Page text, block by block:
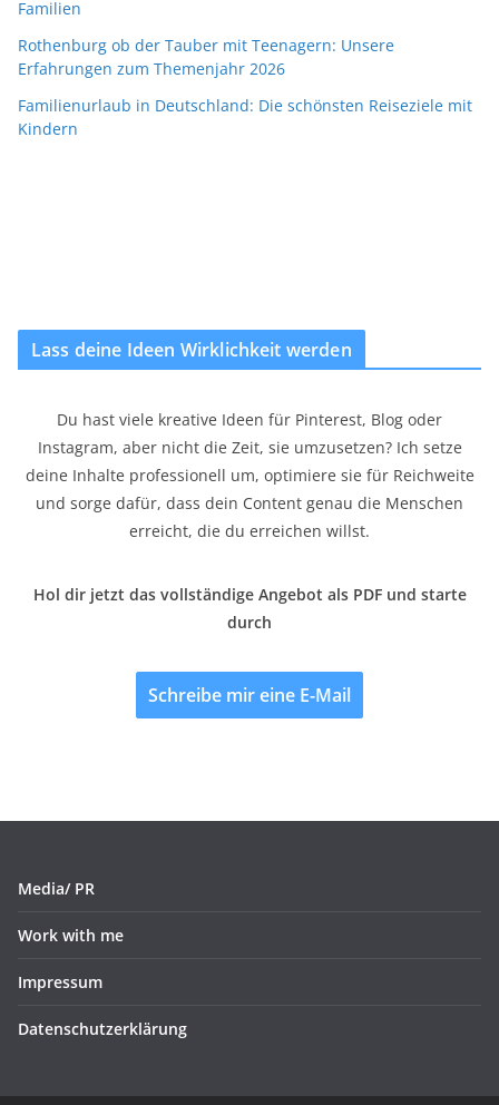
Familien
Rothenburg ob der Tauber mit Teenagern: Unsere
Erfahrungen zum Themenjahr 2026
Familienurlaub in Deutschland: Die schönsten Reiseziele mit
Kindern
Lass deine Ideen Wirklichkeit werden
Du hast viele kreative Ideen für Pinterest, Blog oder
Instagram, aber nicht die Zeit, sie umzusetzen? Ich setze
deine Inhalte professionell um, optimiere sie für Reichweite
und sorge dafür, dass dein Content genau die Menschen
erreicht, die du erreichen willst.
Hol dir jetzt das vollständige Angebot als PDF und starte
durch
Schreibe mir eine E-Mail
Media/ PR
Work with me
Impressum
Datenschutzerklärung